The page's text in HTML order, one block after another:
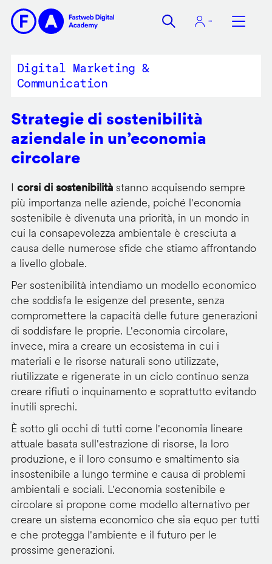
contenuto
Digital Marketing &
Communication
Strategie di sostenibilità
aziendale in un’economia
circolare
I corsi di sostenibilitàstanno acquisendo sempre
più importanza nelle aziende, poiché l'economia
sostenibile è divenuta una priorità, in un mondo in
cui la consapevolezza ambientale è cresciuta a
causa delle numerose sfide che stiamo affrontando
a livello globale.
Per sostenibilità intendiamo un modello economico
che soddisfa le esigenze del presente, senza
compromettere la capacità delle future generazioni
di soddisfare le proprie. L'economia circolare,
invece, mira a creare un ecosistema in cui i
materiali e le risorse naturali sono utilizzate,
riutilizzate e rigenerate in un ciclo continuo senza
creare rifiuti o inquinamento e soprattutto evitando
inutili sprechi.
È sotto gli occhi di tutti come l'economia lineare
attuale basata sull'estrazione di risorse, la loro
produzione, e il loro consumo e smaltimento sia
insostenibile a lungo termine e causa di problemi
ambientali e sociali. L'economia sostenibile e
circolare si propone come modello alternativo per
creare un sistema economico che sia equo per tutti
e che protegga l'ambiente e il futuro per le
prossime generazioni.